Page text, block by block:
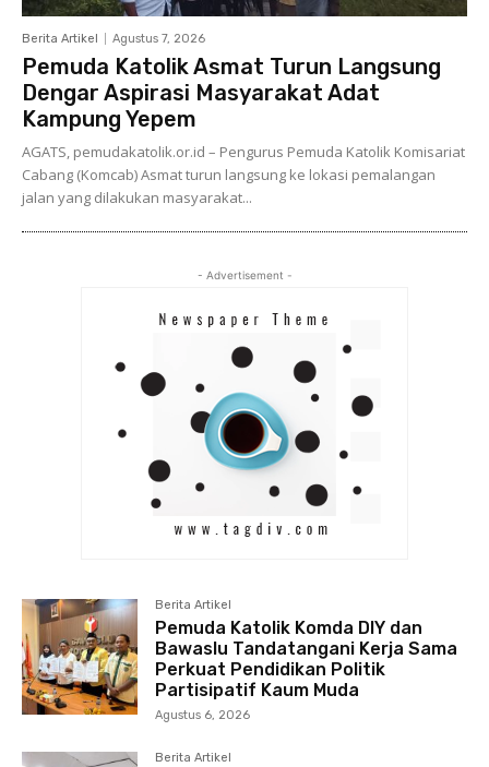
Berita Artikel Agustus 7, 2026
Pemuda Katolik Asmat Turun Langsung
Dengar Aspirasi Masyarakat Adat
Kampung Yepem
AGATS, pemudakatolik.or.id – Pengurus Pemuda Katolik Komisariat
Cabang (Komcab) Asmat turun langsung ke lokasi pemalangan
jalan yang dilakukan masyarakat...
- Advertisement -
Berita Artikel
Pemuda Katolik Komda DIY dan
Bawaslu Tandatangani Kerja Sama
Perkuat Pendidikan Politik
Partisipatif Kaum Muda
Agustus 6, 2026
Berita Artikel